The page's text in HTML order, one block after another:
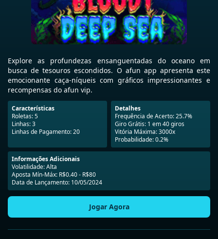
Explore as profundezas ensanguentadas do oceano em
busca de tesouros escondidos. O afun app apresenta este
emocionante caça-níqueis com gráficos impressionantes e
recompensas do afun vip.
Características
Roletas: 5
Linhas: 3
Linhas de Pagamento: 20
Detalhes
Frequência de Acerto: 25.7%
Giro Grátis: 1 em 40 giros
Vitória Máxima: 3000x
Probabilidade: 0.2%
Informações Adicionais
Volatilidade: Alta
Aposta Mín-Máx: R$0.40 - R$80
Data de Lançamento: 10/05/2024
Jogar Agora